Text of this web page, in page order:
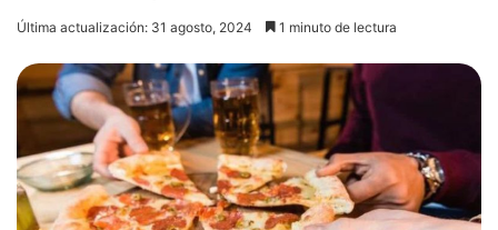
Última actualización: 31 agosto, 2024 1 minuto de lectura